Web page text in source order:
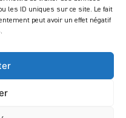
les ID uniques sur ce site. Le fait
peut avoir un effet négatif